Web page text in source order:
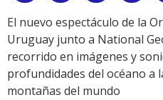
El nuevo espectáculo de la
Uruguay junto a National
recorrido en imágenes y
profundidades del océano a
montañas del mundo